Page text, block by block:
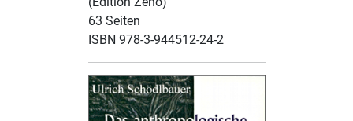
63 Seiten
ISBN 978-3-944512-24-2